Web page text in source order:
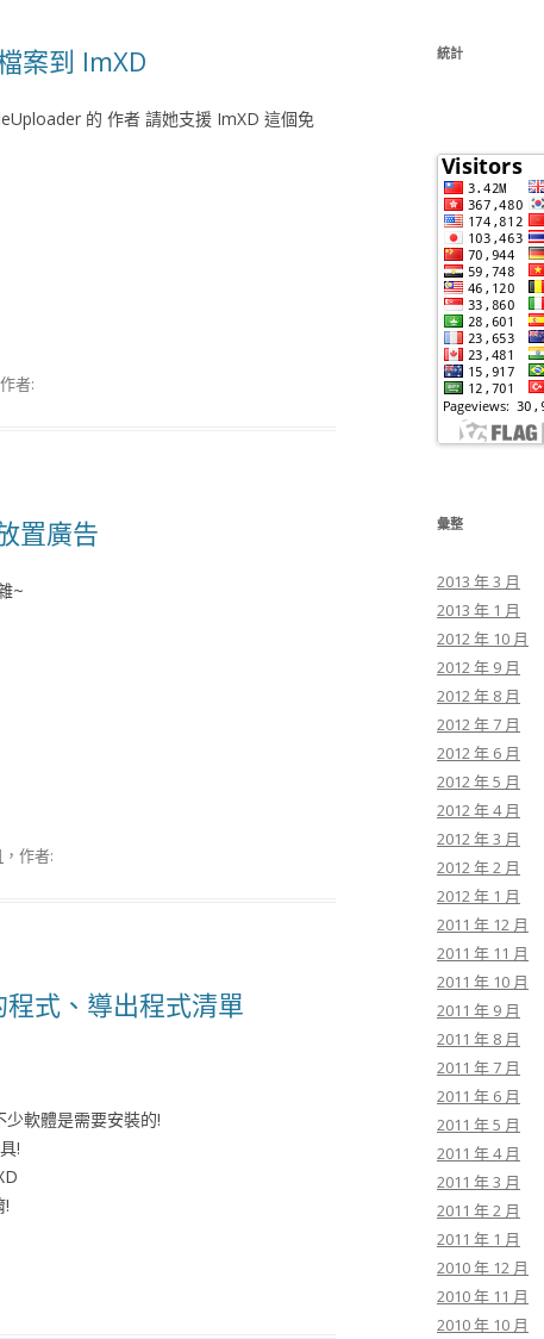
案到 ImXD
的 作者 請她支援 ImXD 這個免
作者:
置廣告
~
，作者:
式、導出程式清單
軟體是需要安裝的!
!
!
統計
彙整
2013 年 3 月
2013 年 1 月
2012 年 10 月
2012 年 9 月
2012 年 8 月
2012 年 7 月
2012 年 6 月
2012 年 5 月
2012 年 4 月
2012 年 3 月
2012 年 2 月
2012 年 1 月
2011 年 12 月
2011 年 11 月
2011 年 10 月
2011 年 9 月
2011 年 8 月
2011 年 7 月
2011 年 6 月
2011 年 5 月
2011 年 4 月
2011 年 3 月
2011 年 2 月
2011 年 1 月
2010 年 12 月
2010 年 11 月
2010 年 10 月